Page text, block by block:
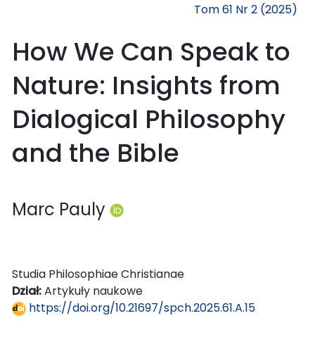
Tom 61 Nr 2 (2025)
How We Can Speak to
Nature: Insights from
Dialogical Philosophy
and the Bible
Marc Pauly
Studia Philosophiae Christianae
Dział:Artykuły naukowe
https://doi.org/10.21697/spch.2025.61.A.15